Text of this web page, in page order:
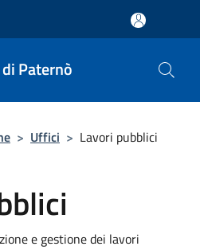
Paternò
> Uffici > Lavori pubblici
e gestione dei lavori